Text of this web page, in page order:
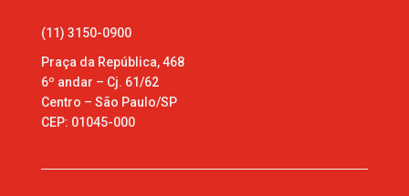
(11) 3150-0900
Praça da República, 468
6º andar – Cj. 61/62
Centro – São Paulo/SP
CEP: 01045-000